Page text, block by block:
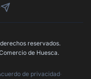
de Transparencia
Contacta con nosotros
reservados.
de Huesca.
de privacidad·